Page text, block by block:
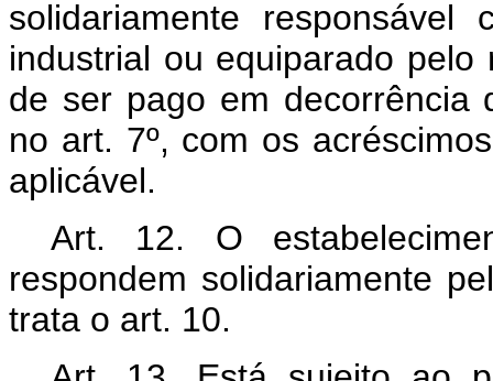
solidariamente responsável
industrial ou equiparado
de ser pago em decorrência
no art. 7º, com os
aplicável.
Art. 12. O
respondem solidariamente
trata o art. 10.